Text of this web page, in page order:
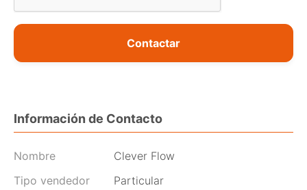
Contactar
Información de Contacto
Nombre
Clever Flow
Tipo vendedor
Particular